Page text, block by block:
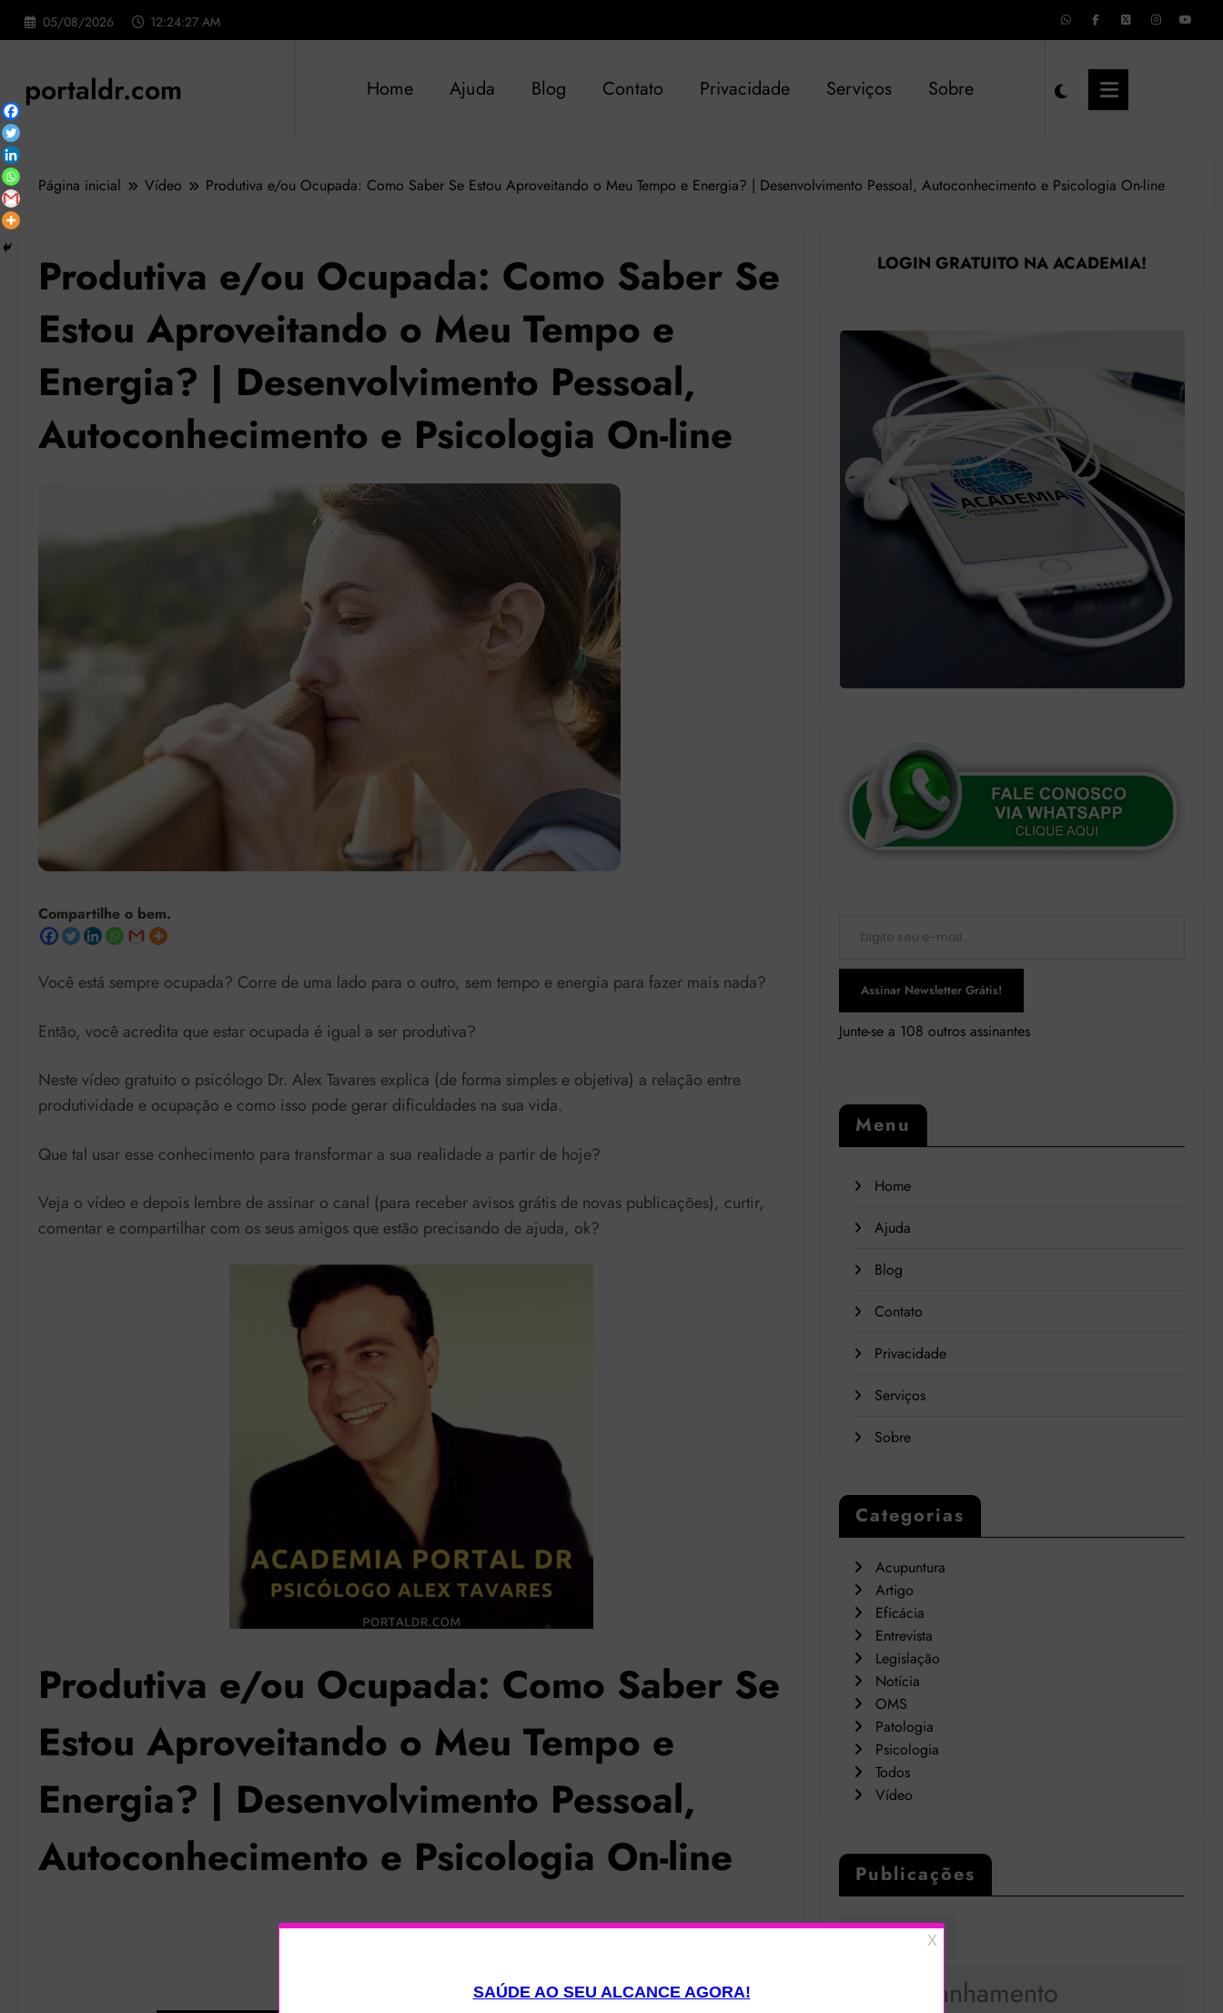
Pular
para
05/08/2026 12:24:29 AM
portaldr.com Home Ajuda Blog Contato Privacidade Serviços Sobre
Página inicial Vídeo Produtiva e/ou Ocupada: Como Saber Se Estou Aproveitando o Meu Tempo e Energia? | Desenvolvimento Pessoal, Autoconhecimento e Psicologia On-line
Produtiva e/ou Ocupada: Como Saber Se
Estou Aproveitando o Meu Tempo e
Energia? | Desenvolvimento Pessoal,
Autoconhecimento e Psicologia On-line
Compartilhe o bem.
Você está sempre ocupada? Corre de uma lado para o outro, sem tempo e energia para fazer mais nada?
Então, você acredita que estar ocupada é igual a ser produtiva?
Neste vídeo gratuito o psicólogo Dr. Alex Tavares explica (de forma simples e objetiva) a relação entre
produtividade e ocupação e como isso pode gerar dificuldades na sua vida.
Que tal usar esse conhecimento para transformar a sua realidade a partir de hoje?
Veja o vídeo e depois lembre de assinar o canal (para receber avisos grátis de novas publicações), curtir,
comentar e compartilhar com os seus amigos que estão precisando de ajuda, ok?
Produtiva e/ou Ocupada: Como Saber Se
Estou Aproveitando o Meu Tempo e
Energia? | Desenvolvimento Pessoal,
Autoconhecimento e Psicologia On-line
LOGIN GRATUITO NA ACADEMIA!
Assinar Newsletter Grátis!
Junte-se a 108 outros assinantes
Menu
Home
Ajuda
Blog
Contato
Privacidade
Serviços
Sobre
Categorias
Acupuntura
Artigo
Eficácia
Entrevista
Legislação
Notícia
OMS
Patologia
Psicologia
Todos
Vídeo
Publicações
Academia
Acompanhamento